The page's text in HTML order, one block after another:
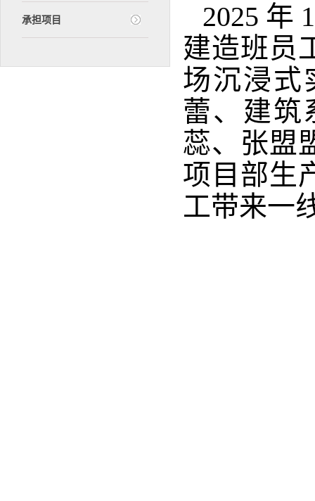
承担项目
2025 年
建造班员
场沉浸式
蕾、建筑
蕊、张盟
项目部生
工带来一